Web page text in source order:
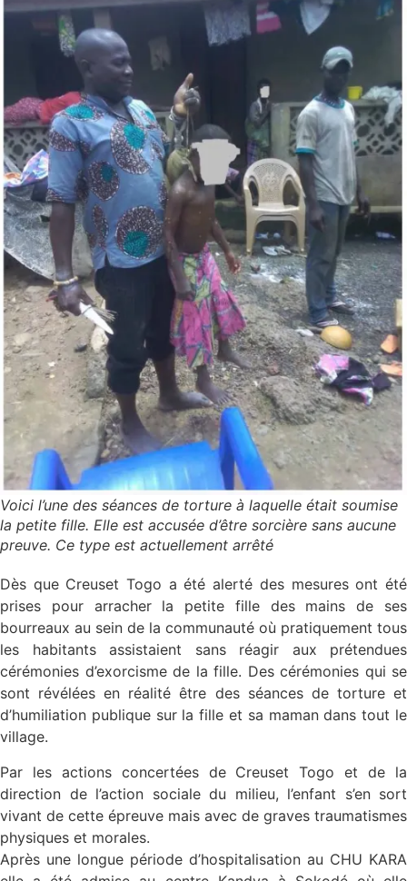
Voici l’une des séances de torture à laquelle était soumise
la petite fille. Elle est accusée d’être sorcière sans aucune
preuve. Ce type est actuellement arrêté
Dès que Creuset Togo a été alerté des mesures ont été
prises pour arracher la petite fille des mains de ses
bourreaux au sein de la communauté où pratiquement tous
les habitants assistaient sans réagir aux prétendues
cérémonies d’exorcisme de la fille. Des cérémonies qui se
sont révélées en réalité être des séances de torture et
d’humiliation publique sur la fille et sa maman dans tout le
village.
Par les actions concertées de Creuset Togo et de la
direction de l’action sociale du milieu, l’enfant s’en sort
vivant de cette épreuve mais avec de graves traumatismes
physiques et morales.
Après une longue période d’hospitalisation au CHU KARA